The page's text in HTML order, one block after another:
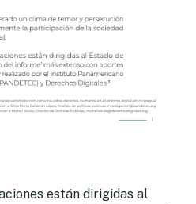
están dirigidas al